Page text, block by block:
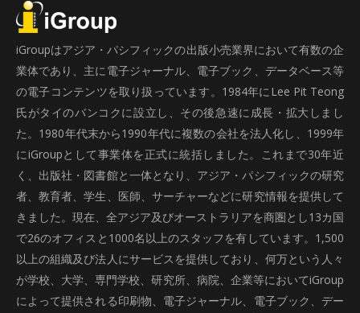
iGroupはアジア・パシフィックの出版小売業界において有数の企
業体であり、主に電子ジャーナル、電子ブック、データベース等
の電子コンテンツを取り扱っています。1984年にLee Pit Teong
氏がタイのバンコクに設立し、その後急速に成長・拡大しまし
た。1980年代末から1990年代に複数の会社を法人化し、1999年
にiGroupとして事業体を正式に統括しました。これまで30年近
く、出版社・図書館と一体となり、アジア・パシフィックの研究
者、教育者、学生、医師、サーチャーなどに研究情報を提供して
きました。現在、全アジア及びオーストラリアを商圏とし13カ国
で26のオフィスと1000名以上のスタッフを有しています。1,500
以上の組織及び法人にサービスを提供しており、何万という人々
が学校、大学、専門学校、研究所、病院、企業等においてiGroup
によって提供される印刷物、電子ジャーナル、電子ブック、デー